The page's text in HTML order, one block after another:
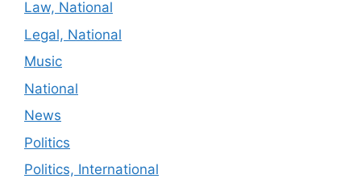
Law, National
Legal, National
Music
National
News
Politics
Politics, International